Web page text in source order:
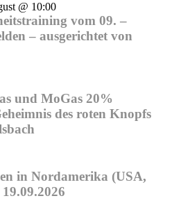
@ 10:00
vom 09. –
– ausgerichtet von
und MoGas 20%
des roten Knopfs
in Nordamerika (USA,